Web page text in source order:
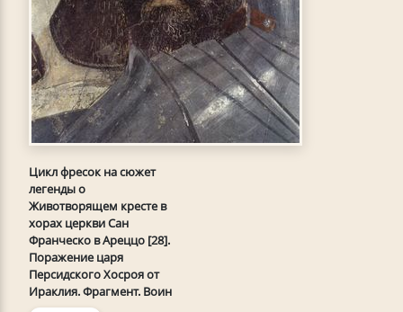
Цикл фресок на сюжет
легенды о
Животворящем кресте в
хорах церкви Сан
Франческо в Ареццо [28].
Поражение царя
Персидского Хосроя от
Ираклия. Фрагмент. Воин